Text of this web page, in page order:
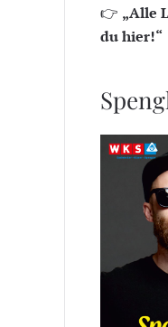
👉 „Alle
du hier!“